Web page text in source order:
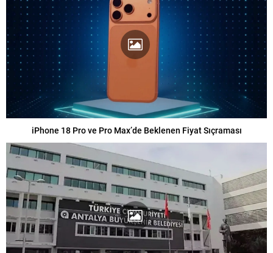
iPhone 18 Pro ve Pro Max’de Beklenen Fiyat Sıçraması